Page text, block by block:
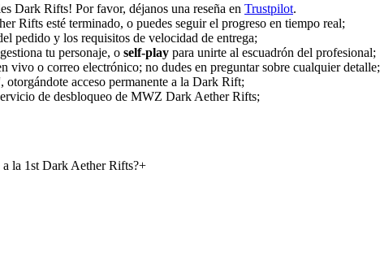
Dark Rifts! Por favor, déjanos una reseña en Trustpilot.
Rifts esté terminado, o puedes seguir el progreso en tiempo real;
pedido y los requisitos de velocidad de entrega;
tu personaje, o self-play para unirte al escuadrón del profesional;
vivo o correo electrónico; no dudes en preguntar sobre cualquier detalle;
acceso permanente a la Dark Rift;
de desbloqueo de MWZ Dark Aether Rifts;
a la 1st Dark Aether Rifts?+